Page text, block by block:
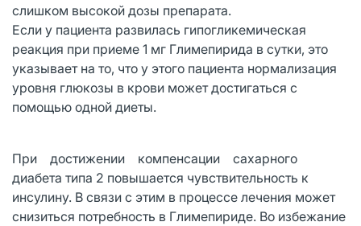
слишком высокой дозы препарата.
Если у пациента развилась гипогликемическая
реакция при приеме 1 мг Глимепирида в сутки, это
указывает на то, что у этого пациента нормализация
уровня глюкозы в крови может достигаться с
помощью одной диеты.
При достижении компенсации сахарного
диабета типа 2 повышается чувствительность к
инсулину. В связи с этим в процессе лечения может
снизиться потребность в Глимепириде. Во избежание